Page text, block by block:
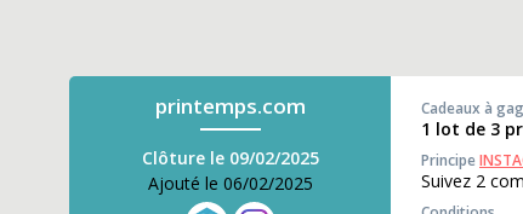
printemps.com
Clôture le 09/02/2025
Ajouté le 06/02/2025
Cadeaux à
1 lot de 3
Principe
Suivez 2